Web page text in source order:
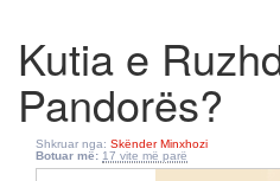
Kutia e
Pandorës?
Shkruar nga: Skënder Minxhozi
Botuar më: 17 vite më parë